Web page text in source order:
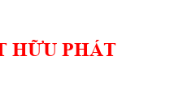
HỮU PHÁT